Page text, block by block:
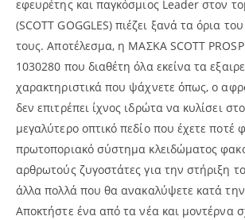
εφευρέτης και παγκόσμιος Leader στον
(SCOTT GOGGLES) πιέζει ξανά τα όρια
τους. Αποτέλεσμα, η ΜΑΣΚΑ SCOTT
1030280 που διαθέτη όλα εκείνα τα
χαρακτηριστικά που ψάχνετε όπως, ο
δεν επιτρέπει ίχνος ιδρώτα να κυλίσει
μεγαλύτερο οπτικό πεδίο που έχετε ποτέ
πρωτοποριακό σύστημα κλειδώματος
αρθρωτούς ζυγοστάτες για την στήριξη
άλλα πολλά που θα ανακαλύψετε κατά
Αποκτήστε ένα από τα νέα και μοντέρνα